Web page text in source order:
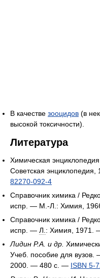
В качестве зооцидов (в
высокой токсичности).
Литература
Химическая
Советская
82270-092-4
Справочник химика /
испр. — М.-Л.: Химия,
Справочник химика /
испр. — Л. : Химия, 1971.
Лидин Р.А. и др.
Учеб. пособие для
2000. — 480 с. — ISBN 5-